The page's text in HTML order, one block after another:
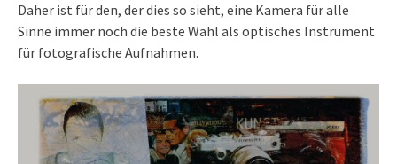
Daher ist für den, der dies so sieht, eine Kamera für alle
Sinne immer noch die beste Wahl als optisches Instrument
für fotografische Aufnahmen.